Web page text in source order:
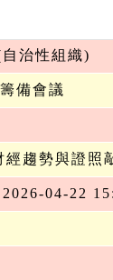
治性組織)
備會議
經趨勢與證照
04-22